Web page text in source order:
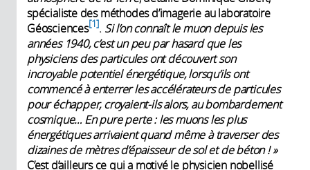
spécialiste des méthodes d’imagerie au laboratoire
Géosciences 1 . Si l’on connaît le muon depuis les
années 1940, c’est un peu par hasard que les
physiciens des particules ont découvert son
incroyable potentiel énergétique, lorsqu’ils ont
commencé à enterrer les accélérateurs de particules
pour échapper, croyaient-ils alors, au bombardement
cosmique… En pure perte : les muons les plus
énergétiques arrivaient quand même à traverser des
dizaines de mètres d’épaisseur de sol et de béton ! »
C’est d’ailleurs ce qui a motivé le physicien nobellisé